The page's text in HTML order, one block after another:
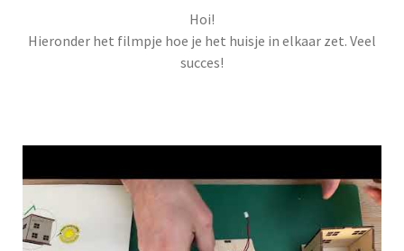
Hoi!
Hieronder het filmpje hoe je het huisje in elkaar zet. Veel
succes!